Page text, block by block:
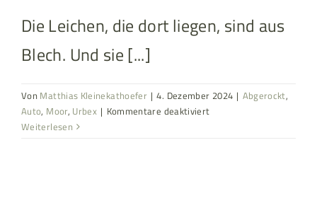
Die Leichen, die dort liegen, sind aus
Blech. Und sie [...]
Von Matthias Kleinekathoefer | 4. Dezember 2024 | Abgerockt,
Auto, Moor, Urbex | Kommentare deaktiviertfür
Weiterlesen